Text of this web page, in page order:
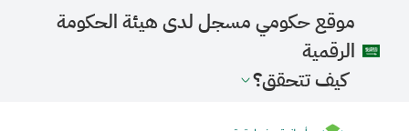
موقع حكومي مسجل لدى هيئة الحكومة
الرقمية
كيف تتحقق؟